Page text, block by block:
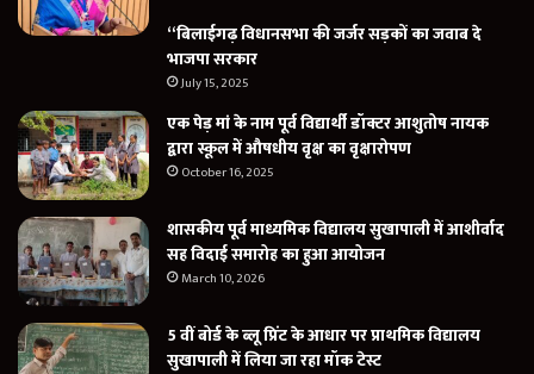
“बिलाईगढ़ विधानसभा की जर्जर सड़कों का जवाब दे
भाजपा सरकार
July 15, 2025
एक पेड़ मां के नाम पूर्व विद्यार्थी डॉक्टर आशुतोष नायक
द्वारा स्कूल में औषधीय वृक्ष का वृक्षारोपण
October 16, 2025
शासकीय पूर्व माध्यमिक विद्यालय सुखापाली में आशीर्वाद
सह विदाई समारोह का हुआ आयोजन
March 10, 2026
5 वीं बोर्ड के ब्लू प्रिंट के आधार पर प्राथमिक विद्यालय
सुखापाली में लिया जा रहा मॉक टेस्ट